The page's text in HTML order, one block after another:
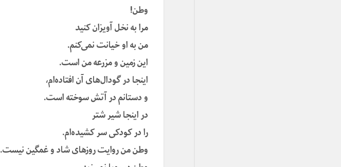
وطن!
مرا به نخل آویزان کنید
من به او خیانت نمی‌کنم.
این زمین و مزرعه من است.
اینجا در گودال‌های آن افتاده‌ام،
و دستانم در آتش سوخته است.
در اینجا شیر شتر
را در کودکی سر کشیده‌ام.
وطن من روایت روزهای شاد و غمگین نیست.